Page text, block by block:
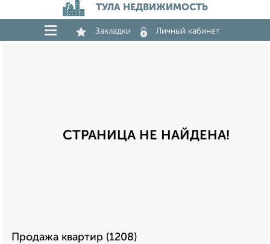
ТУЛА НЕДВИЖИМОСТЬ
Закладки Личный кабинет
СТРАНИЦА НЕ НАЙДЕНА!
Продажа квартир (1208)